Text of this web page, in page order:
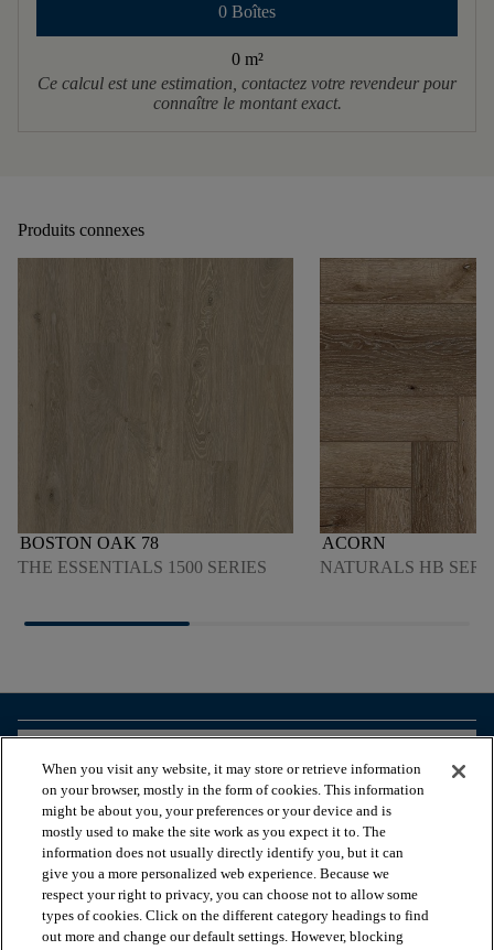
0 Boîtes
0 m²
Ce calcul est une estimation, contactez votre revendeur pour
connaître le montant exact.
Produits connexes
BOSTON OAK 78
THE ESSENTIALS 1500 SERIES
ACORN
NATURALS HB
OUTILS UTILES
NOS SERVICES
When you visit any website, it may store or retrieve information
on your browser, mostly in the form of cookies. This information
might be about you, your preferences or your device and is
mostly used to make the site work as you expect it to. The
information does not usually directly identify you, but it can
give you a more personalized web experience. Because we
respect your right to privacy, you can choose not to allow some
types of cookies. Click on the different category headings to find
out more and change our default settings. However, blocking